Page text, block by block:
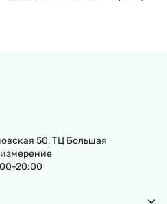
50, ТЦ Большая
20:00